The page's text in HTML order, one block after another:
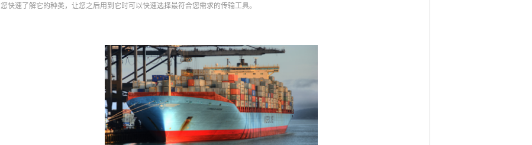
您快速了解它的种类，让您之后用到它时可以快速选择最符合您需求的传输工具。